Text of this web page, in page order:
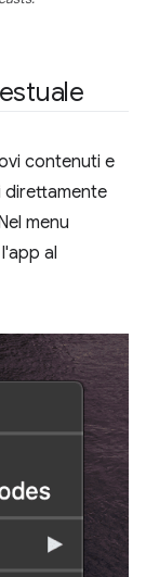
contenuti e
direttamente
menu
al